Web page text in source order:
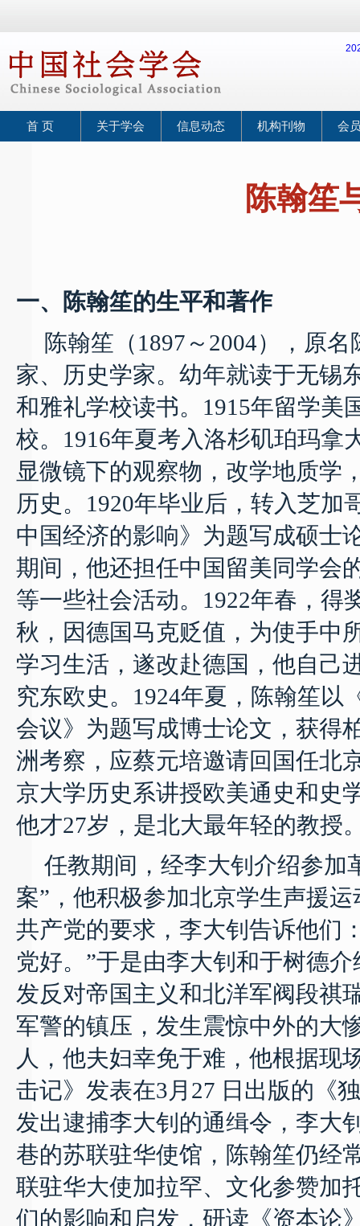
首 页 关于学会 信息动态 机构刊物 会
陈翰笙
一、陈翰笙的生平和著作
陈翰笙（1897 ～ 2004），原名
家、历史学家。 幼年就读于无锡
和雅礼学校读书。 1915年留学美
校。 1916年夏考入洛杉矶珀玛拿
显微镜下的观察物，改学地质学
历史。 1920年毕业后，转入芝加
中国经济的影响》为题写成硕士
期间，他还担任中国留美同学会
等一些社会活动。 1922年春，得
秋，因德国马克贬值，为使手中
学习生活，遂改赴德国，他自己
究东欧史。 1924年夏，陈翰笙以
会议》为题写成博士论文，获得
洲考察，应蔡元培邀请回国任北
京大学历史系讲授欧美通史和史
他才27岁，是北大最年轻的教授
任教期间，经李大钊介绍参加
案” ，他积极参加北京学生声援
共产党的要求，李大钊告诉他们
党好。”于是由李大钊和于树德
发反对帝国主义和北洋军阀段祺
军警的镇压，发生震惊中外的大
人，他夫妇幸免于难，他根据现
击记》发表在3月 27 日出版的《
发出逮捕李大钊的通缉令，李大
巷的苏联驻华使馆，陈翰笙仍经
联驻华大使加拉罕、文化参赞加
们的影响和启发，研读《资本论